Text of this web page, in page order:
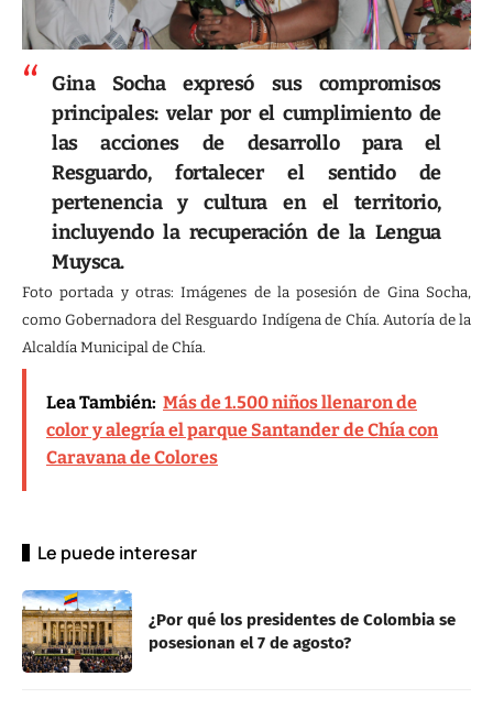
Gina Sochaexpresó sus compromisos
principales: velar por el cumplimiento de
las acciones de desarrollo para el
Resguardo, fortalecer el sentido de
pertenencia y cultura en el territorio,
incluyendo la recuperación de la Lengua
Muysca.
Foto portada y otras: Imágenes de la posesión de Gina Socha,
como Gobernadora del Resguardo Indígena de Chía. Autoría de la
Alcaldía Municipal de Chía.
Lea También: Más de 1.500 niños llenaron de
color y alegría el parque Santander de Chía con
Caravana de Colores
Le puede interesar
¿Por qué los presidentes de Colombia se
posesionan el 7 de agosto?